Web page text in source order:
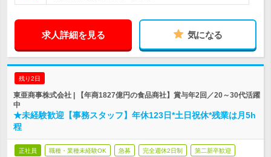
求人詳細を見る 気になる
残り2日
東亜商事株式会社 | 【年商1827億円の食品商社】賞与年2回／20～30代活躍
中
★未経験歓迎【事務スタッフ】年休123日*土日祝休*残業は月5h
程
正社員 職種・業種未経験OK 急募 完全週休2日制 第二新卒歓迎